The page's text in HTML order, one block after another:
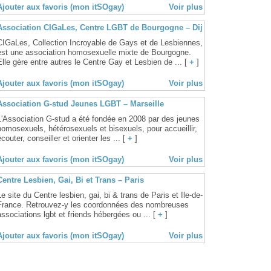
aux favoris (mon itSOgay) Voir plus
CIGaLes, Centre LGBT de Bourgogne – Dijon
Collection Incroyable de Gays et de Lesbiennes,
une association homosexuelle mixte de Bourgogne.
gère entre autres le Centre Gay et Lesbien de ... [ + ]
aux favoris (mon itSOgay) Voir plus
G-stud Jeunes LGBT – Marseille
G-stud a été fondée en 2008 par des jeunes
hétérosexuels et bisexuels, pour accueillir,
conseiller et orienter les ... [ + ]
aux favoris (mon itSOgay) Voir plus
Lesbien, Gai, Bi et Trans – Paris
site du Centre lesbien, gai, bi & trans de Paris et Ile-de-
Retrouvez-y les coordonnées des nombreuses
lgbt et friends hébergées ou ... [ + ]
aux favoris (mon itSOgay) Voir plus